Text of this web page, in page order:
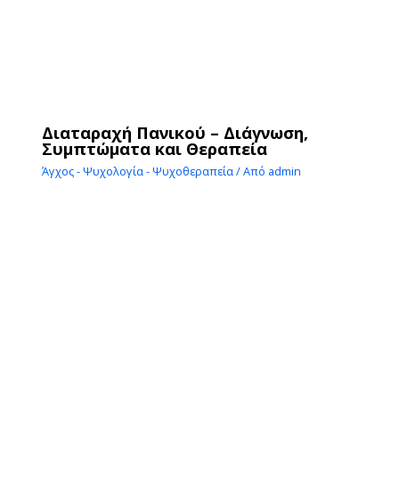
Διαταραχή Πανικού – Διάγνωση,
Συμπτώματα και Θεραπεία
Άγχος - Ψυχολογία - Ψυχοθεραπεία/ Από admin